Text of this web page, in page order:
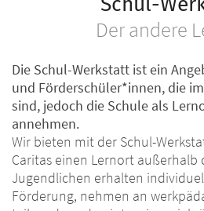
Der andere
Die Schul-Werkstatt ist ein
und Förderschüler*innen, die
sind, jedoch die Schule als
annehmen.
Wir bieten mit der Schul-
Caritas einen Lernort außerhalb
Jugendlichen erhalten
Förderung, nehmen an